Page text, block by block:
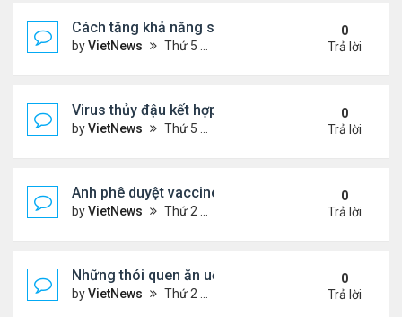
Cách tăng khả năng sống sót khi máy bay gặp sự
byVietNews Thứ 5 Tháng 8 18, 2022 4:11 pm
0
Trả lời
Virus thủy đậu kết hợp virus mụn rộp thành bệnh
byVietNews Thứ 5 Tháng 8 18, 2022 3:28 pm
0
Trả lời
Anh phê duyệt vaccine đặc hiệu với biến chủng
byVietNews Thứ 2 Tháng 8 15, 2022 3:54 pm
0
Trả lời
Những thói quen ăn uống gây lão hóa nhanh
byVietNews Thứ 2 Tháng 8 15, 2022 3:50 pm
0
Trả lời